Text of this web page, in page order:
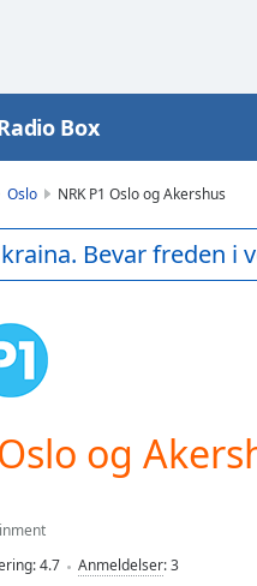
Box
Oslo NRK P1 Oslo og Akershus
Bevar freden i
og
4.7 Anmeldelser:3